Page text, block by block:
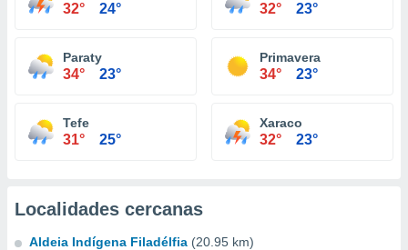
32° 24° 32° 23°
Paraty
34° 23°
Primavera
34° 23°
Tefe
31° 25°
Xaraco
32° 23°
Localidades cercanas
Aldeia Indígena Filadélfia (20.95 km)